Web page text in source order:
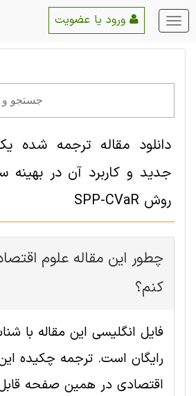
منو
اصلی
دانلود مقاله ترجمه شده
جدید و کاربرد آن در بهینه
روش SPP-CVaR
چطور این مقاله علوم
کنم؟
رایگان است. ترجمه چکیده
اقتصادی در همین صفحه